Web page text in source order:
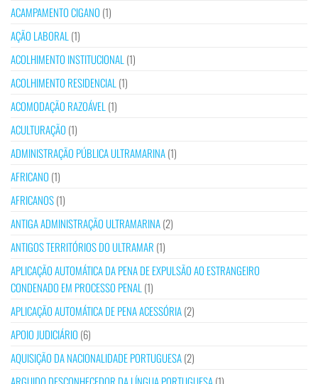
ACAMPAMENTO CIGANO (1)
AÇÃO LABORAL(1)
ACOLHIMENTO INSTITUCIONAL(1)
ACOLHIMENTO RESIDENCIAL(1)
ACOMODAÇÃO RAZOÁVEL(1)
ACULTURAÇÃO (1)
ADMINISTRAÇÃO PÚBLICA ULTRAMARINA(1)
AFRICANO (1)
AFRICANOS(1)
ANTIGA ADMINISTRAÇÃO ULTRAMARINA(2)
ANTIGOS TERRITÓRIOS DO ULTRAMAR (1)
APLICAÇÃO AUTOMÁTICA DA PENA DE EXPULSÃO AO ESTRANGEIRO
CONDENADO EM PROCESSO PENAL(1)
APLICAÇÃO AUTOMÁTICA DE PENA ACESSÓRIA(2)
APOIO JUDICIÁRIO (6)
AQUISIÇÃO DA NACIONALIDADE PORTUGUESA(2)